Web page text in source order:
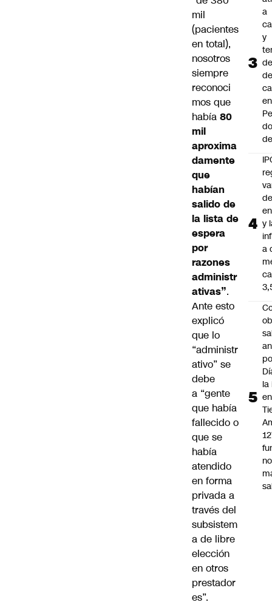
mil
(pacientes
en total),
nosotros
siempre
reconoci
mos que
había 80
mil
aproxima
damente
que
habían
salido de
la lista de
espera
por
razones
administr
ativas”.
Ante esto
explicó
que lo
“administr
ativo” se
debe
a “gente
que había
fallecido o
que se
había
atendido
en forma
privada a
través del
subsistem
a de libre
elección
en otros
prestador
es”.
a
y
en
y
a
la
en
no